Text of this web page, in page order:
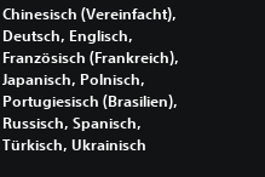
Chinesisch (Vereinfacht),
Deutsch, Englisch,
Französisch (Frankreich),
Japanisch, Polnisch,
Portugiesisch (Brasilien),
Russisch, Spanisch,
Türkisch, Ukrainisch